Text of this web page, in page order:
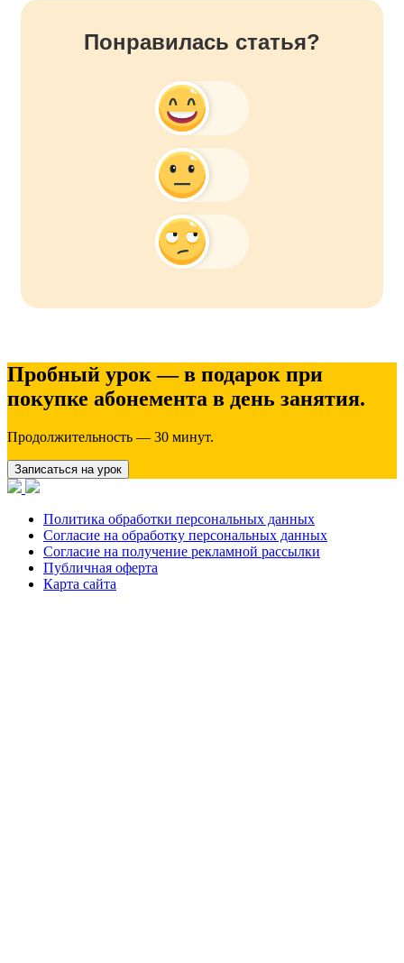
Понравилась статья?
Пробный урок — в подарок при
покупке абонемента в день занятия.
Продолжительность — 30 минут.
Записаться на урок
Политика обработки персональных данных
Согласие на обработку персональных данных
Согласие на получение рекламной рассылки
Публичная оферта
Карта сайта